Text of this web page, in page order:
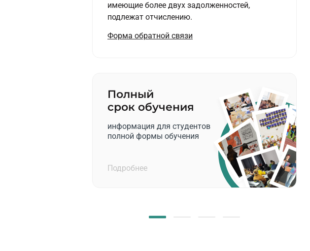
имеющие более двух задолженностей,
подлежат отчислению.
Форма обратной связи
Полный
срок обучения
информация для студентов
полной формы обучения
Подробнее